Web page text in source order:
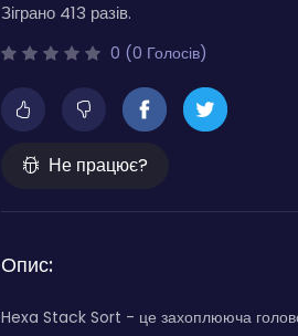
Зіграно 413 разів.
0 (0 Голосів)
Не працює?
Опис:
Hexa Stack Sort - це захоплююча